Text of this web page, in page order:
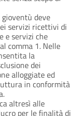
deve
servizi ricettivi di
e servizi che
comma 1. Nelle
la
dei
alloggiate ed
in conformità
altresì alle
per le finalità di